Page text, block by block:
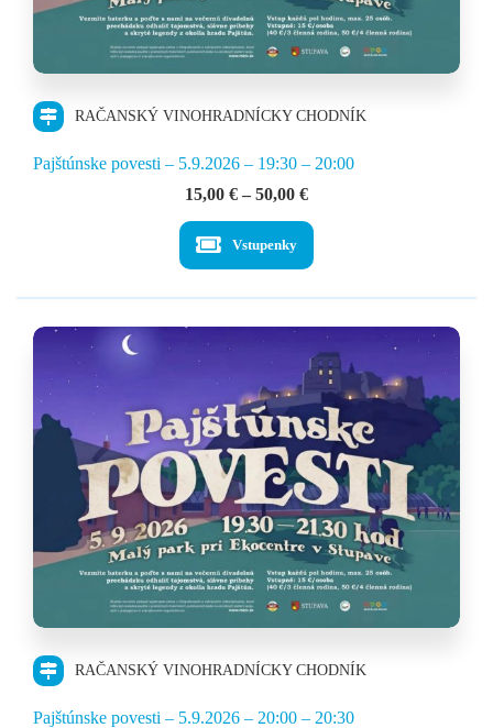
RAČANSKÝ VINOHRADNÍCKY CHODNÍK
Pajštúnske povesti – 5.9.2026 – 19:30 – 20:00
15,00 € – 50,00 €Price
15,00 €
50,00 €
Vstupenky
RAČANSKÝ VINOHRADNÍCKY CHODNÍK
Pajštúnske povesti – 5.9.2026 – 20:00 – 20:30